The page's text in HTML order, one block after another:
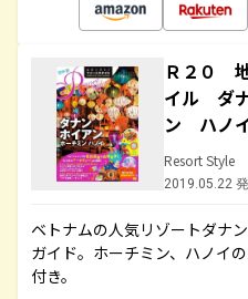
Ｒ２０
イル ダ
ン ハノ
Resort Style
2019.05.22
ベトナムの人気リゾートダナ
ガイド。ホーチミン、ハノイ
付き。